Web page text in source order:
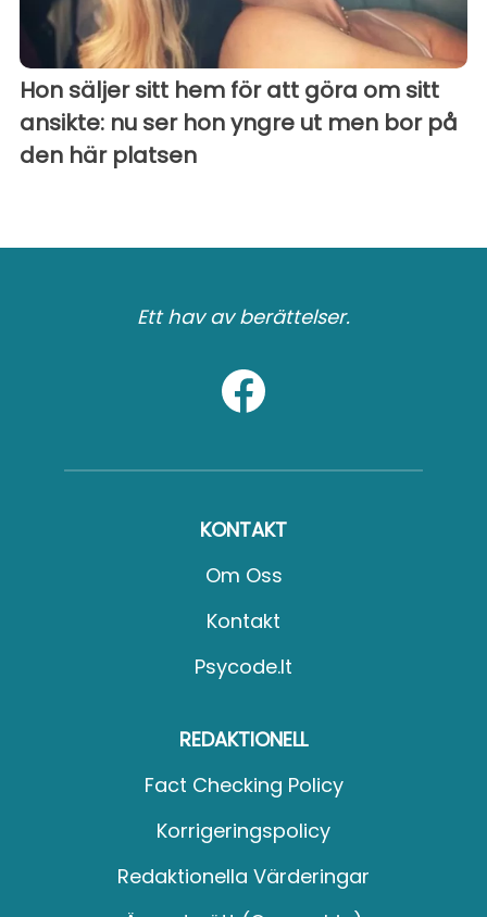
Hon säljer sitt hem för att göra om sitt
ansikte: nu ser hon yngre ut men bor på
den här platsen
Ett hav av berättelser.
KONTAKT
Om Oss
Kontakt
Psycode.it
REDAKTIONELL
Fact Checking Policy
Korrigeringspolicy
Redaktionella Värderingar